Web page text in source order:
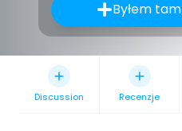
Byłem tam
Discussion Recenzje